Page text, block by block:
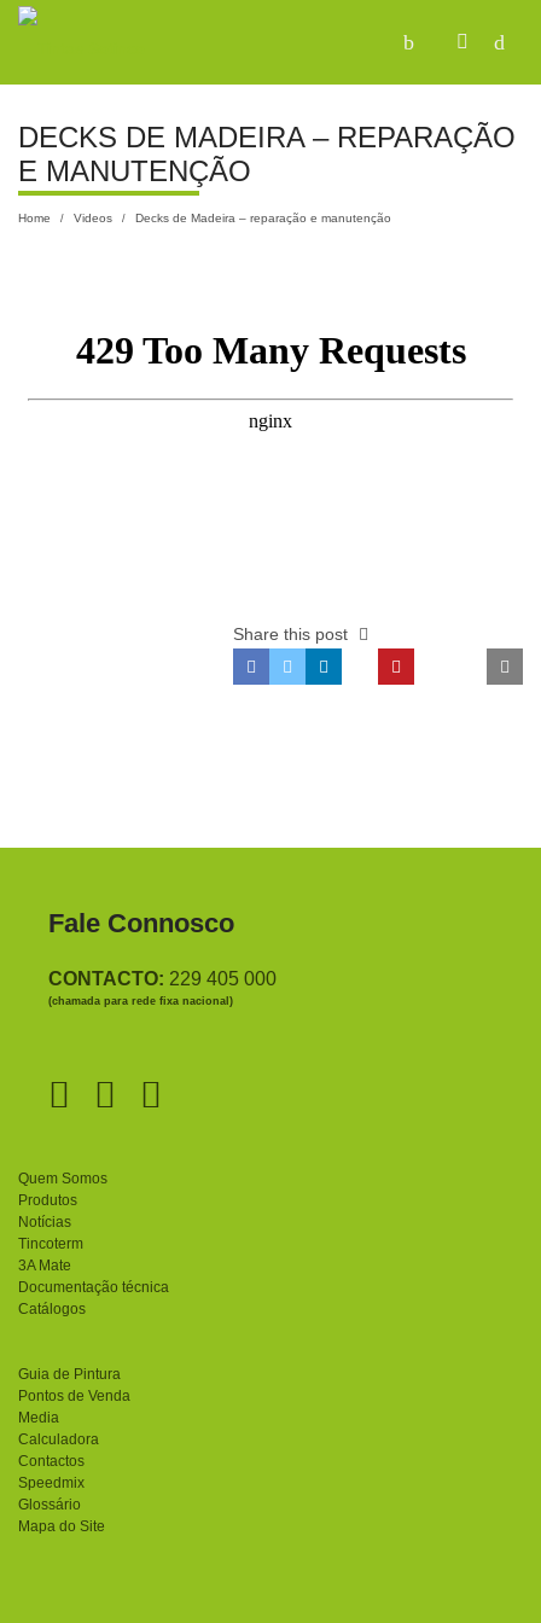
DECKS DE MADEIRA – REPARAÇÃO
E MANUTENÇÃO
Home / Videos / Decks de Madeira – reparação e manutenção
Share this post
Fale Connosco
CONTACTO: 229 405 000
(chamada para rede fixa nacional)
Quem Somos
Produtos
Notícias
Tincoterm
3A Mate
Documentação técnica
Catálogos
Guia de Pintura
Pontos de Venda
Media
Calculadora
Contactos
Speedmix
Glossário
Mapa do Site